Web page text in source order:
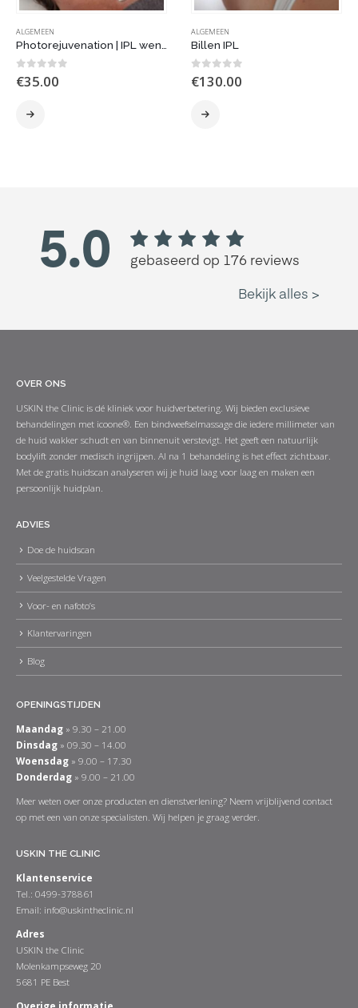
ALGEMEEN
Photorejuvenation | IPL wenkbrauwen tussenstuk
0out of 5
€35.00
ALGEMEEN
Billen IPL
0out of 5
€130.00
OVER ONS
USKIN the Clinic is dé kliniek voor huidverbetering. Wij bieden exclusieve
behandelingen met icoone®. Een bindweefselmassage die iedere millimeter van
de huid wakker schudt en van binnenuit verstevigt. Het geeft een natuurlijk
bodylift zonder medisch ingrijpen. Al na 1 behandeling is het effect zichtbaar.
Met de gratis huidscan analyseren wij je huid laag voor laag en maken een
persoonlijk huidplan.
ADVIES
Doe de huidscan
Veelgestelde Vragen
Voor- en nafoto’s
Klantervaringen
Blog
OPENINGSTIJDEN
Maandag » 9.30 – 21.00
Dinsdag » 09.30 – 14.00
Woensdag » 9.00 – 17.30
Donderdag » 9.00 – 21.00
Meer weten over onze producten en dienstverlening? Neem vrijblijvend contact
op met een van onze specialisten. Wij helpen je graag verder.
USKIN THE CLINIC
Klantenservice
Tel.: 0499-378861
Email: info@uskintheclinic.nl
Adres
USKIN the Clinic
Molenkampseweg 20
5681 PE Best
Overige informatie